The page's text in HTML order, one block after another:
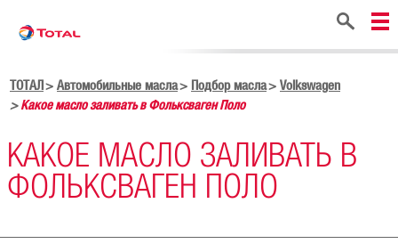
Поиск
ТОТАЛ Автомобильные масла Подбор масла
Volkswagen
Какое масло заливать в Фольксваген Поло
КАКОЕ МАСЛО ЗАЛИВАТЬ В
ФОЛЬКСВАГЕН ПОЛО